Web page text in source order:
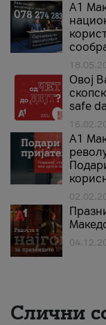
A1
Овој
safe
А1
Слични